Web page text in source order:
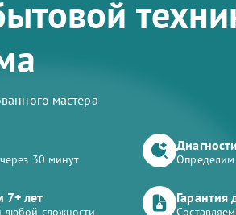
мастера
30 минут Определим
7+ лет
любой сложности
Гарантия